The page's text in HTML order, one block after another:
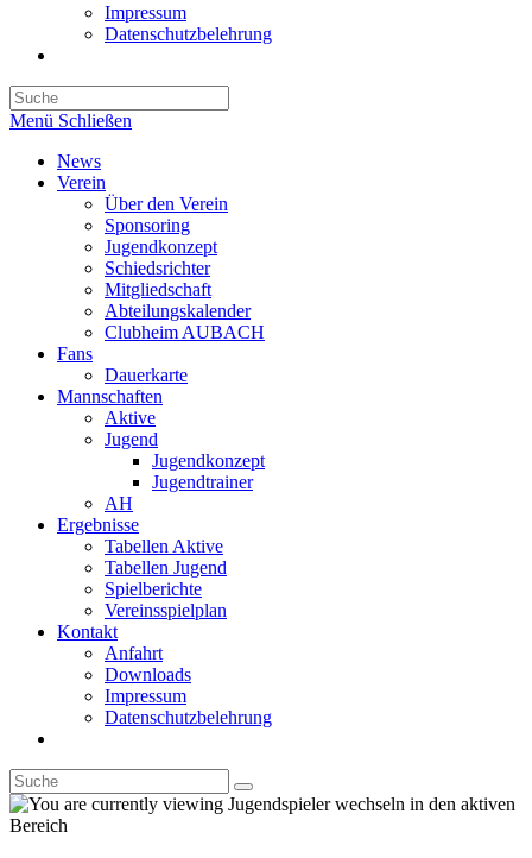
Impressum
Datenschutzbelehrung
search
Menü Schließen
News
Verein
Über den Verein
Sponsoring
Jugendkonzept
Schiedsrichter
Mitgliedschaft
Abteilungskalender
Clubheim AUBACH
Fans
Dauerkarte
Mannschaften
Aktive
Jugend
Jugendkonzept
Jugendtrainer
AH
Ergebnisse
Tabellen Aktive
Tabellen Jugend
Spielberichte
Vereinsspielplan
Kontakt
Anfahrt
Downloads
Impressum
Datenschutzbelehrung
search